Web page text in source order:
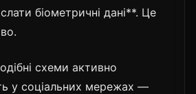
біометричні дані**. Це
схеми активно
у соціальних мережах —